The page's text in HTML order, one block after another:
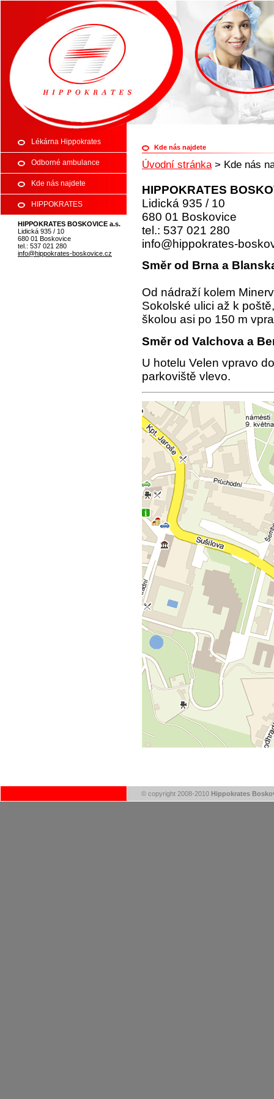
Kde nás najdete
Úvodní stránka > Kde nás
HIPPOKRATES
Lidická 935 / 10
680 01 Boskovice
tel.: 537 021 280
info@hippokrates-
Směr od Brna a
Od nádraží kolem
Sokolské ulici až k
školou asi po 150 m
Směr od Valchova a
U hotelu Velen vpravo
parkoviště vlevo.
Lékárna Hippokrates
Odborné ambulance
Kde nás najdete
HIPPOKRATES
BOSKOVICE a.s.
HIPPOKRATES BOSKOVICE a.s.
Lidická 935 / 10
680 01 Boskovice
tel.: 537 021 280
info@hippokrates-boskovice.cz
Zdravotní středisko Hippokrates
© copyright 2008-2010 Hippokrates